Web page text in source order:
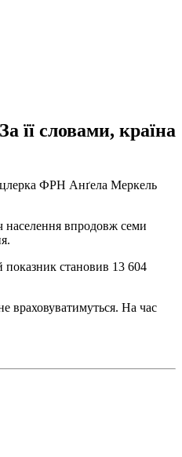
її словами, країна
ФРН Анґела Меркель
населення впродовж семи
показник становив 13 604
враховуватимуться. На час